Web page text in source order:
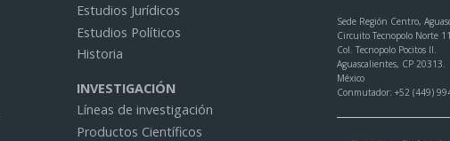
Estudios Jurídicos
Estudios Políticos
Historia
INVESTIGACIÓN
Líneas de investigación
Productos Científicos
Sede Región Centro,
Circuito Tecnopolo Norte
Col. Tecnopolo Pocitos II.
Aguascalientes, CP 20313.
México
Conmutador: +52 (449)